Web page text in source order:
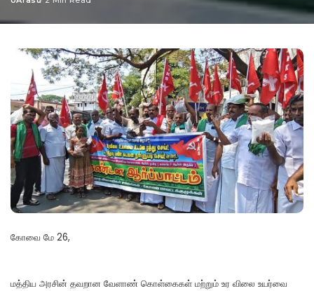
Posted
கோவை மே 26,
மத்திய அரசின் தவறான வேளாண் கொள்கைகள் மற்றும் உர விலை உயர்வை